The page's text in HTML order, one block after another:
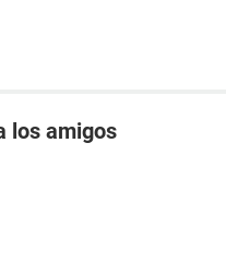
los amigos